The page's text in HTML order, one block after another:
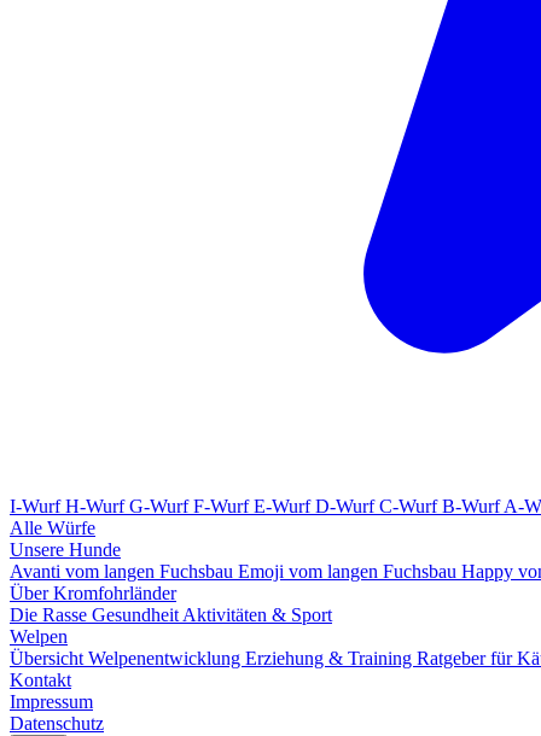
I-WurfH-WurfG-WurfF-WurfE-WurfD-WurfC-WurfB-WurfA-
Alle Würfe
Unsere Hunde
Avanti vom langen Fuchsbau Emoji vom langen Fuchsbau Happy
Über Kromfohrländer
Die Rasse GesundheitAktivitäten & Sport
Welpen
ÜbersichtWelpenentwicklung Erziehung & Training Ratgeber für
Kontakt
Impressum
Datenschutz